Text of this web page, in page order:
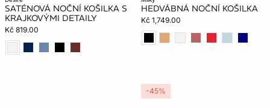
SATÉNOVÁ NOČNÍ KOŠILKA S
KRAJKOVÝMI DETAILY
Kč 819.00
HEDVÁBNÁ NOČNÍ KOŠILKA
Kč 1,749.00
-45%